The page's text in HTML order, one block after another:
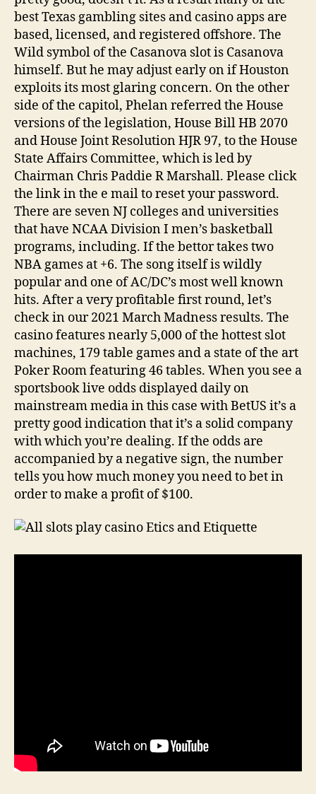
best Texas gambling sites and casino apps are
based, licensed, and registered offshore. The
Wild symbol of the Casanova slot is Casanova
himself. But he may adjust early on if Houston
exploits its most glaring concern. On the other
side of the capitol, Phelan referred the House
versions of the legislation, House Bill HB 2070
and House Joint Resolution HJR 97, to the House
State Affairs Committee, which is led by
Chairman Chris Paddie R Marshall. Please click
the link in the e mail to reset your password.
There are seven NJ colleges and universities
that have NCAA Division I men’s basketball
programs, including. If the bettor takes two
NBA games at +6. The song itself is wildly
popular and one of AC/DC’s most well known
hits. After a very profitable first round, let’s
check in our 2021 March Madness results. The
casino features nearly 5,000 of the hottest slot
machines, 179 table games and a state of the art
Poker Room featuring 46 tables. When you see a
sportsbook live odds displayed daily on
mainstream media in this case with BetUS it’s a
pretty good indication that it’s a solid company
with which you’re dealing. If the odds are
accompanied by a negative sign, the number
tells you how much money you need to bet in
order to make a profit of $100.